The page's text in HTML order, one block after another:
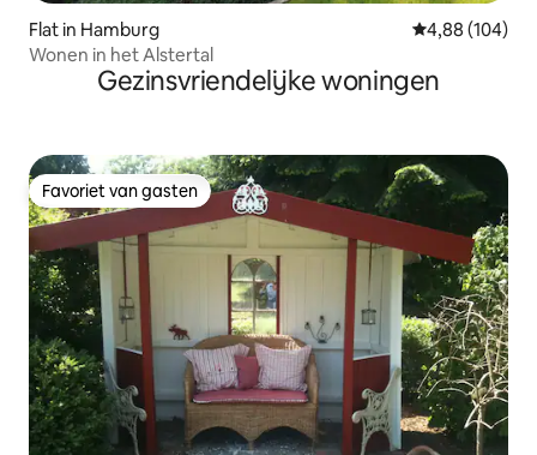
Flat in Hamburg Gemiddelde
4,88 (104)
Wonen in het Alstertal
Gezinsvriendelijke woningen
Favoriet van gasten
Favoriet van gasten